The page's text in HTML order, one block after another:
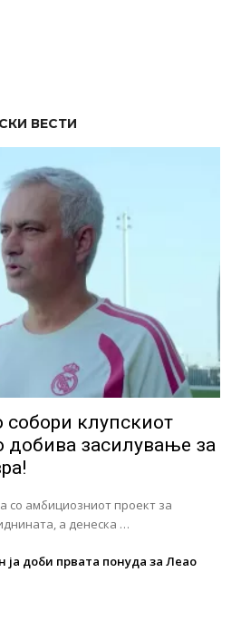
ВЕСТИ
клупскиот
засилување за
со амбициозниот проект за
а денеска …
ја доби првата понуда за Леао